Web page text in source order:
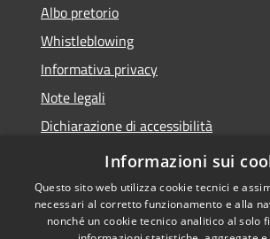
Albo pretorio
Whistleblowing
Informativa privacy
Note legali
Dichiarazione di accessibilità
Obiettivi di accessibilità
Informazioni sui
Questo sito web utilizza cookie tecnici e
necessari al corretto funzionamento e alla
nonché un cookie tecnico analitico al solo